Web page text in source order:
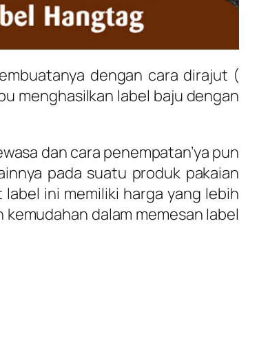
dengan cara dirajut (
menghasilkan label baju dengan
dan cara penempatan’ya pun
pada suatu produk pakaian
ini memiliki harga yang lebih
dalam memesan label